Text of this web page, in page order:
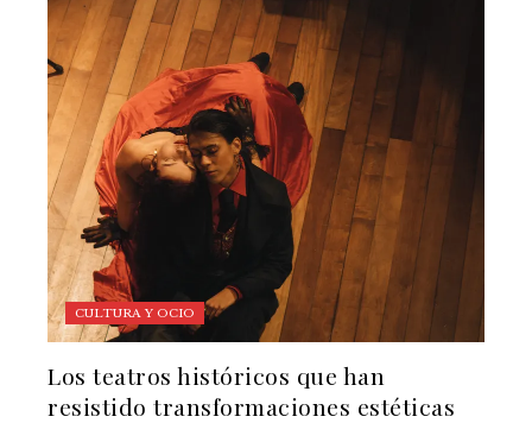
CULTURA Y OCIO
Los teatros históricos que han
resistido transformaciones estéticas